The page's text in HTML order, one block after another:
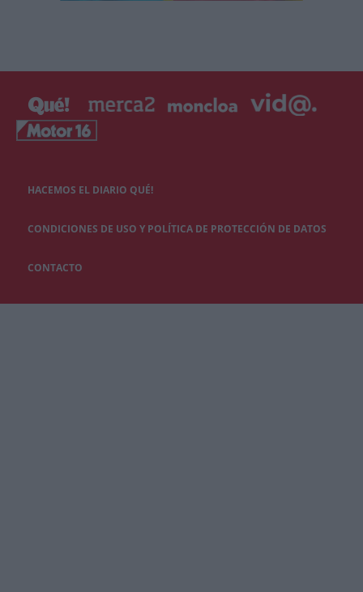
HACEMOS EL DIARIO QUÉ!
CONDICIONES DE USO Y POLÍTICA DE PROTECCIÓN DE DATOS
CONTACTO